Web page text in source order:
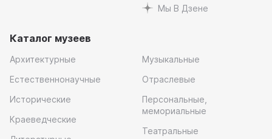
Мы В Дзене
Каталог музеев
Архитектурные
Естественнонаучные
Исторические
Краеведческие
Музыкальные
Отраслевые
Персональные,
мемориальные
Театральные